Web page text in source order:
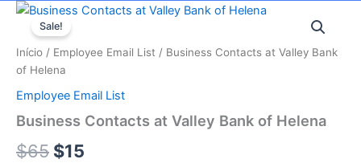
Sale!
Início / Employee Email List / Business Contacts at Valley Bank
of Helena
Employee Email List
Business Contacts at Valley Bank of Helena
$65
O
preço
original
era:
$65.
$15
O
preço
é:
$15.
Quantidade
Business
Contacts
at
Valley
Bank
of